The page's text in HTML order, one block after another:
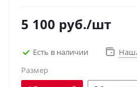
5 100 руб./шт
Есть в наличии
Размер